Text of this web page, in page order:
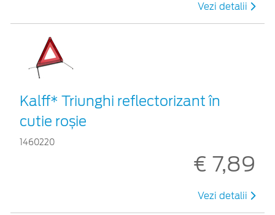
Vezi detalii
Kalff* Triunghi reflectorizant în
cutie roșie
1460220
€ 7,89
Vezi detalii